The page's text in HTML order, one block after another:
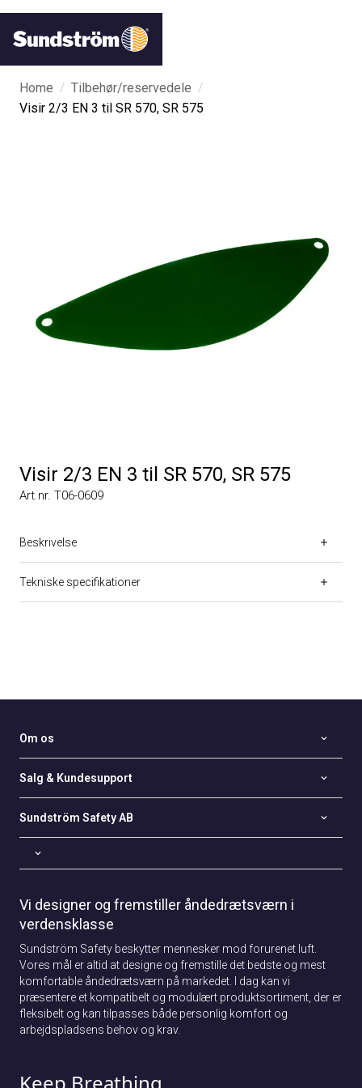
Home / Tilbehør/reservedele /
Visir 2/3 EN 3 til SR 570, SR 575
Visir 2/3 EN 3 til SR 570, SR 575
Art.nr. T06-0609
Beskrivelse
Tekniske specifikationer
Om os
Salg & Kundesupport
Sundström Safety AB
Vi designer og fremstiller åndedrætsværn i
verdensklasse
Sundström Safety beskytter mennesker mod forurenet luft.
Vores mål er altid at designe og fremstille det bedste og mest
komfortable åndedrætsværn på markedet. I dag kan vi
præsentere et kompatibelt og modulært produktsortiment, der er
fleksibelt og kan tilpasses både personlig komfort og
arbejdspladsens behov og krav.
Keep Breathing